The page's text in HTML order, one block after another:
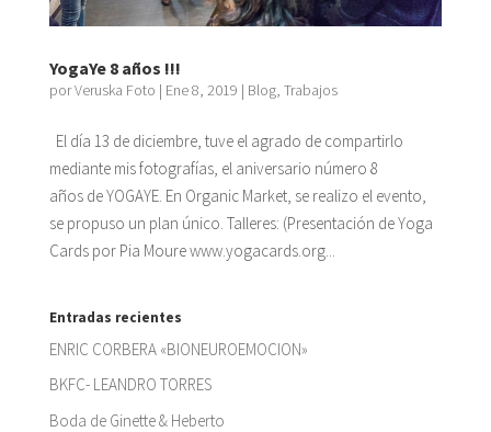
YogaYe 8 años !!!
porVeruska Foto | Ene 8, 2019 | Blog, Trabajos
El día 13 de diciembre, tuve el agrado de compartirlo
mediante mis fotografías, el aniversario número 8
años de YOGAYE. En Organic Market, se realizo el evento,
se propuso un plan único. Talleres: (Presentación de Yoga
Cards por Pia Moure www.yogacards.org...
Entradas recientes
ENRIC CORBERA «BIONEUROEMOCION»
BKFC- LEANDRO TORRES
Boda de Ginette & Heberto